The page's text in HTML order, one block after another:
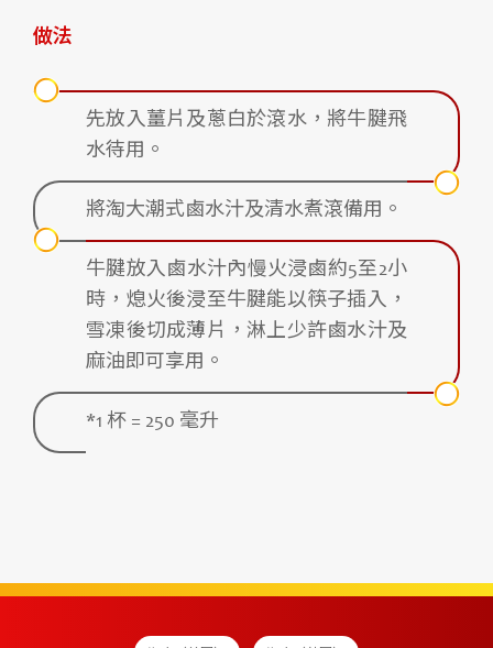
做法
先放入薑片及蔥白於滾水，將牛腱飛
水待用。
將淘大潮式鹵水汁及清水煮滾備用。
牛腱放入鹵水汁內慢火浸鹵約5至2小
時，熄火後浸至牛腱能以筷子插入，
雪凍後切成薄片，淋上少許鹵水汁及
麻油即可享用。
*1 杯 = 250 毫升